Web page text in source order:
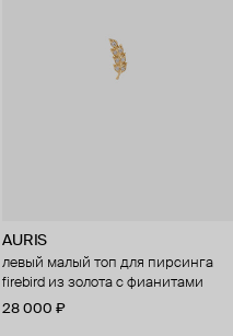
AURIS
левый малый топ для пирсинга
firebird из золота с фианитами
28 000 ₽